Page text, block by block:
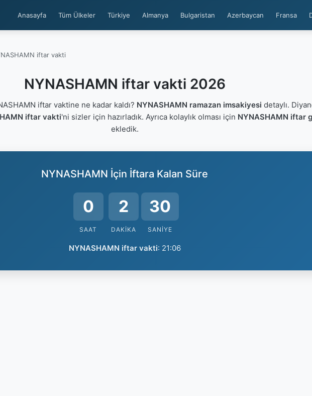
Anasayfa Tüm Ülkeler Türkiye Almanya Bulgaristan Azerbaycan Fransa
iftar vakti
NYNASHAMN iftar vakti 2026
iftar vaktine ne kadar kaldı? NYNASHAMN ramazan imsakiyesi detaylı.
iftar vakti'ni sizler için hazırladık. Ayrıca kolaylık olması için NYNASHAMN iftar
ekledik.
NYNASHAMN İçin İftara Kalan Süre
0
SAAT
2
DAKIKA
29
SANIYE
NYNASHAMN iftar vakti: 21:06